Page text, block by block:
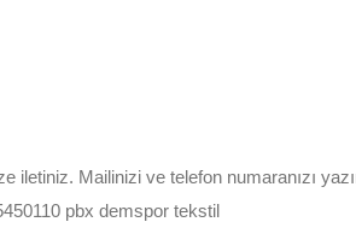
iletiniz. Mailinizi ve telefon numaranızı
pbx demspor tekstil